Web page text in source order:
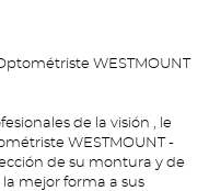
WESTMOUNT
de la visión , le
WESTMOUNT -
de su montura y de
mejor forma a sus